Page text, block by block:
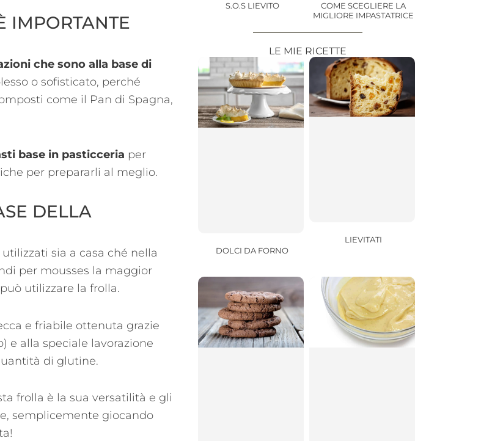
IMPORTANTE
che sono alla base di
o sofisticato, perché
come il Pan di Spagna,
base in pasticceria per
per prepararli al meglio.
DELLA
sia a casa ché nella
per mousses la maggior
utilizzare la frolla.
e friabile ottenuta grazie
e alla speciale lavorazione
di glutine.
frolla è la sua versatilità e gli
semplicemente giocando
S.O.S LIEVITO
COME SCEGLIERE LA
MIGLIORE IMPASTATRICE
LE MIE RICETTE
DOLCI DA FORNO
LIEVITATI